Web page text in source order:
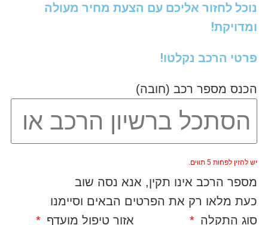
נוכל לחזור אליכם עם הצעת מחיר מעולה
ומדויקת!
פרטי הרכב נקלטו!
הכנס מספר רכב (חובה)
יש להזין לפחות 5 תווים.
מספר הרכב אינו תקין, אנא נסה שוב
כעת מלאו רק את הפרטים הבאים וסיימנו
סוג התקלה
אזור טיפול מועדף